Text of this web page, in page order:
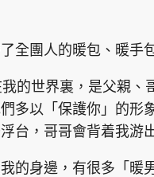
全團人的暖包、暖手
的世界裏，是父親、
多以「保護你」的形
台，哥哥會背着我游
的身邊，有很多「暖